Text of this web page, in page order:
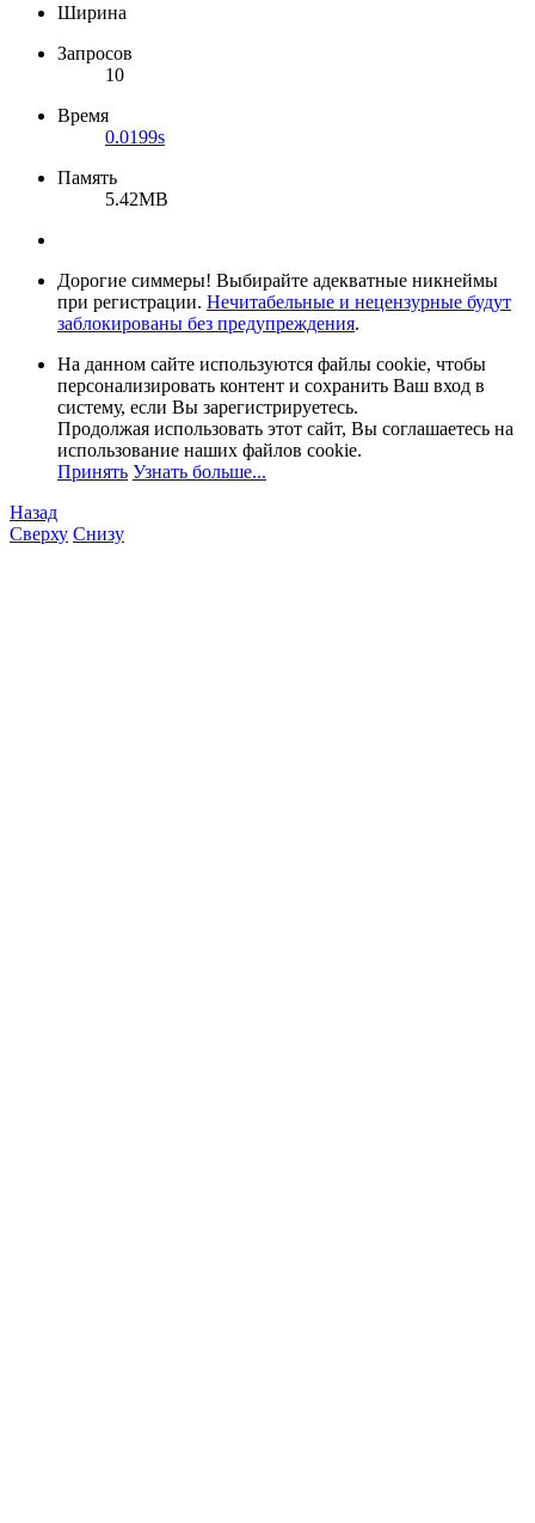
Ширина
Запросов
10
Время
0.0199s
Память
5.42MB
Дорогие симмеры! Выбирайте адекватные никнеймы
при регистрации. Нечитабельные и нецензурные будут
заблокированы без предупреждения.
На данном сайте используются файлы cookie, чтобы
персонализировать контент и сохранить Ваш вход в
систему, если Вы зарегистрируетесь.
Продолжая использовать этот сайт, Вы соглашаетесь на
использование наших файлов cookie.
Принять Узнать больше...
Назад
Сверху Снизу